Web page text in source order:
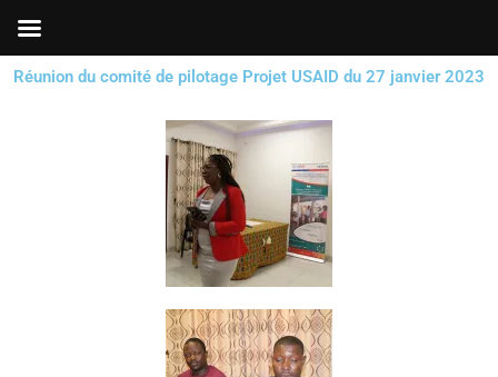
contenu
Réunion du comité de pilotage Projet USAID du 27 janvier 2023